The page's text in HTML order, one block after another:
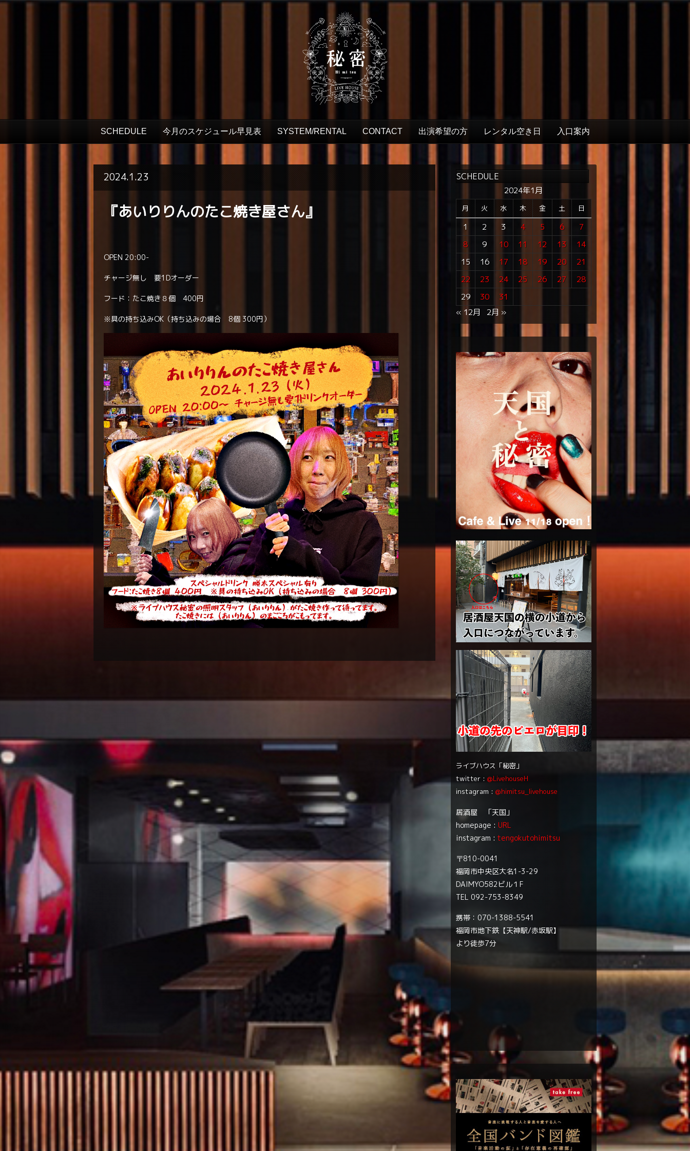
SCHEDULE 今月のスケジュール早見表 SYSTEM/RENTAL CONTACT 出演希望の方 レンタル空き日 入口案内
2024.1.23
『あいりりんのたこ焼き屋さん』
OPEN 20:00-
チャージ無し 要1Dオーダー
フード：たこ焼き８個 400円
※具の持ち込みOK（持ち込みの場合 8個 300円）
SCHEDULE
2024年1月
月 火 水 木 金 土 日
1 2 3 4 5 6
7
8
9 10 11 12 13
14
15
16 17 18 19 20
21
22
23 24 25 26 27
28
29
30
31
« 12月
2月 »
ライブハウス「秘密」
twitter : @LivehouseH
instagram : @himitsu_livehouse
居酒屋 「天国」
homepage : URL
instagram : tengokutohimitsu
〒810-0041
福岡市中央区大名1-3-29
DAIMYO582ビル１F
TEL 092-753-8349
携帯：070-1388-5541
福岡市地下鉄【天神駅/赤坂駅】
より徒歩7分